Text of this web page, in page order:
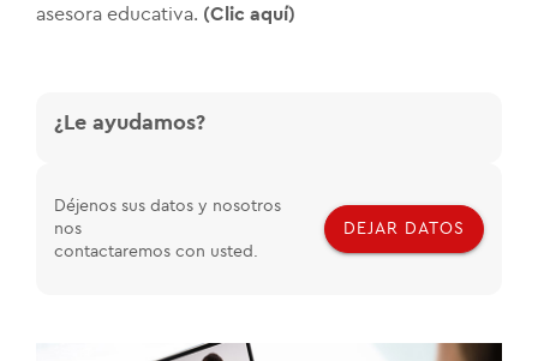
asesora educativa. (Clic aquí)
¿Le ayudamos?
Déjenos sus datos y nosotros
nos
contactaremos con usted.
DEJAR DATOS